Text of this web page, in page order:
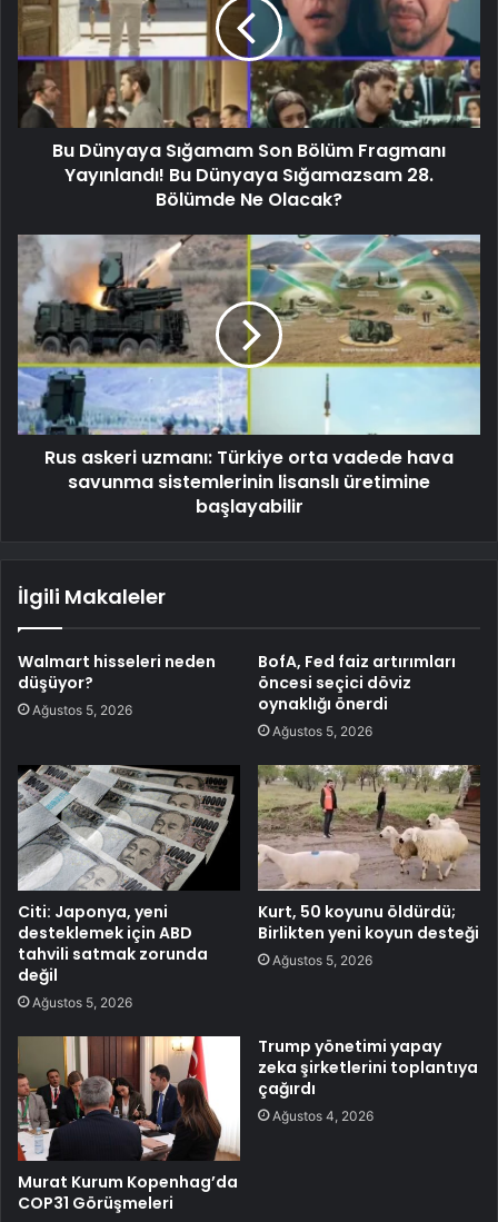
Bu Dünyaya Sığamam Son Bölüm Fragmanı
Yayınlandı! Bu Dünyaya Sığamazsam 28.
Bölümde Ne Olacak?
Rus askeri uzmanı: Türkiye orta vadede hava
savunma sistemlerinin lisanslı üretimine
başlayabilir
İlgili Makaleler
Walmart hisseleri neden
düşüyor?
Ağustos 5, 2026
BofA, Fed faiz artırımları
öncesi seçici döviz
oynaklığı önerdi
Ağustos 5, 2026
Citi: Japonya, yeni
desteklemek için ABD
tahvili satmak zorunda
değil
Ağustos 5, 2026
Kurt, 50 koyunu öldürdü;
Birlikten yeni koyun desteği
Ağustos 5, 2026
Murat Kurum Kopenhag’da
COP31 Görüşmeleri
Trump yönetimi yapay
zeka şirketlerini toplantıya
çağırdı
Ağustos 4, 2026